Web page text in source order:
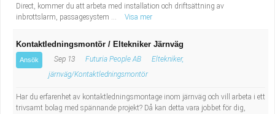
Direct, kommer du att arbeta med installation och driftsättning av
inbrottslarm, passagesystem ...
Visa mer
Kontaktledningsmontör / Eltekniker Järnväg
Ansök Sep 13 Futuria People AB
Eltekniker,
järnväg/Kontaktledningsmontör
Har du erfarenhet av kontaktledningsmontage inom järnväg och vill arbeta i ett
trivsamt bolag med spännande projekt? Då kan detta vara jobbet för dig,